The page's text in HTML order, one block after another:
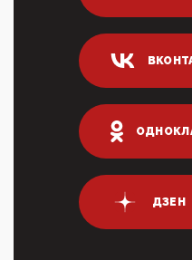
04:47, 10 Апреля 2026
ИНН для переводов по
логических
переводах по ...
03:35, 10 Апреля 2026
Суммарное
крупных банках по
03:01, 10 Апреля 2026
Террорист и убийца
что союзники просили
ДЗЕН